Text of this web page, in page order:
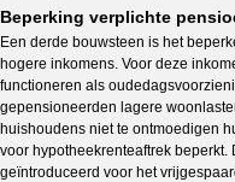
Beperking verplichte
Een derde bouwsteen is het
hogere inkomens. Voor deze
functioneren als
gepensioneerden lagere
huishoudens niet te ontmoedigen
voor hypotheekrenteaftrek
geïntroduceerd voor het